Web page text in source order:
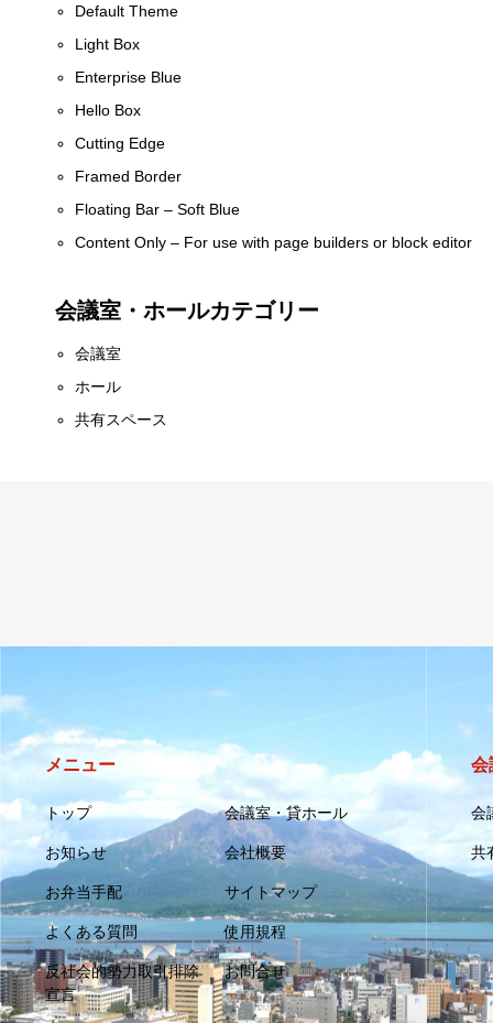
Default Theme
Light Box
Enterprise Blue
Hello Box
Cutting Edge
Framed Border
Floating Bar – Soft Blue
Content Only – For use with page builders or block editor
会議室・ホールカテゴリー
会議室
ホール
共有スペース
メニュー
トップ 会議室・貸ホール
お知らせ 会社概要
お弁当手配 サイトマップ
よくある質問 使用規程
反社会的勢力取引排除
宣言
お問合せ
会
会
共